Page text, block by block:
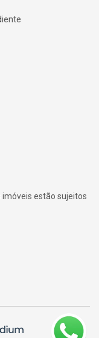
imóveis estão sujeitos